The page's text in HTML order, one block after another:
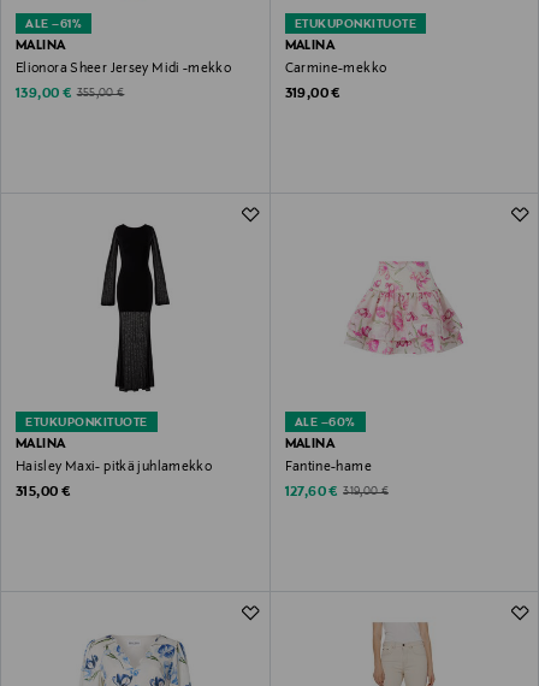
ALE –61%
MALINA
Elionora Sheer Jersey Midi -mekko
Discounted Price
139,00 € Original Price
355,00 €
ETUKUPONKITUOTE
MALINA
Carmine-mekko
Original Price
319,00 €
ETUKUPONKITUOTE
MALINA
Haisley Maxi- pitkä juhlamekko
Original Price
315,00 €
ALE –60%
MALINA
Fantine-hame
Discounted Price
127,60 € Original Price
319,00 €